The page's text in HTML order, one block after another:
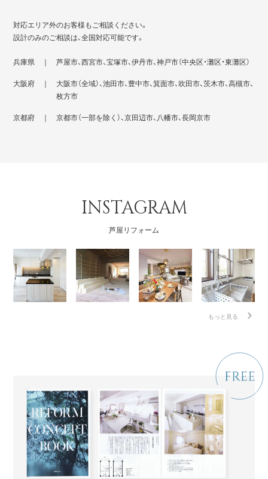
対応エリア外のお客様もご相談ください。
設計のみのご相談は、全国対応可能です。
兵庫県 ｜芦屋市、西宮市、宝塚市、伊丹市、神戸市（中央区・灘区・東灘区）
大阪府 ｜ 大阪市（全域）、池田市、豊中市、箕面市、吹田市、茨木市、高槻市、
枚方市
京都府 ｜京都市（一部を除く）、京田辺市、八幡市、長岡京市
INSTAGRAM
芦屋リフォーム
もっと見る